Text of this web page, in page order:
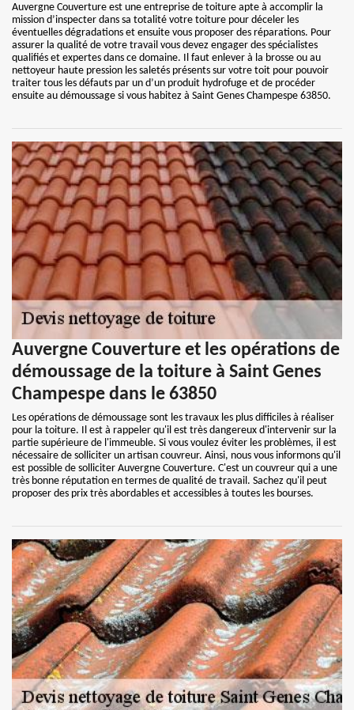
Auvergne Couverture est une entreprise de toiture apte à accomplir la
mission d’inspecter dans sa totalité votre toiture pour déceler les
éventuelles dégradations et ensuite vous proposer des réparations. Pour
assurer la qualité de votre travail vous devez engager des spécialistes
qualifiés et expertes dans ce domaine. Il faut enlever à la brosse ou au
nettoyeur haute pression les saletés présents sur votre toit pour pouvoir
traiter tous les défauts par un d’un produit hydrofuge et de procéder
ensuite au démoussage si vous habitez à Saint Genes Champespe 63850.
Auvergne Couverture et les opérations de
démoussage de la toiture à Saint Genes
Champespe dans le 63850
Les opérations de démoussage sont les travaux les plus difficiles à réaliser
pour la toiture. Il est à rappeler qu'il est très dangereux d'intervenir sur la
partie supérieure de l'immeuble. Si vous voulez éviter les problèmes, il est
nécessaire de solliciter un artisan couvreur. Ainsi, nous vous informons qu'il
est possible de solliciter Auvergne Couverture. C'est un couvreur qui a une
très bonne réputation en termes de qualité de travail. Sachez qu'il peut
proposer des prix très abordables et accessibles à toutes les bourses.